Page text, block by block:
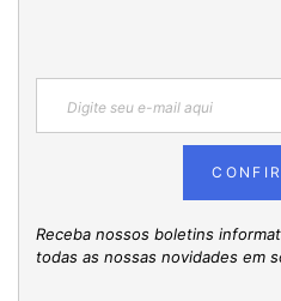
Receba nossos boletins
todas as nossas novidades em